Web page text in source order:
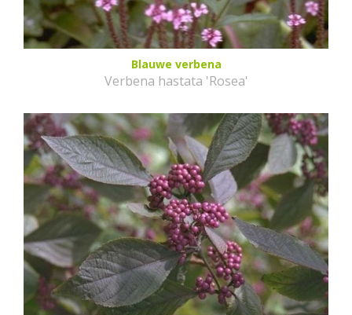
Blauwe verbena
Verbena hastata 'Rosea'